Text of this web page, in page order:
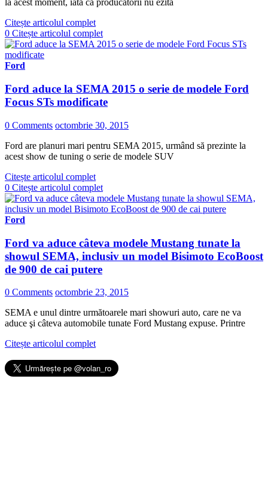
la acest moment, iată că producătorii nu ezită
Citește articolul complet
0 Citește articolul complet
Ford
Ford aduce la SEMA 2015 o serie de modele Ford
Focus STs modificate
0 Comments octombrie 30, 2015
Ford are planuri mari pentru SEMA 2015, urmând să prezinte la
acest show de tuning o serie de modele SUV
Citește articolul complet
0 Citește articolul complet
Ford
Ford va aduce câteva modele Mustang tunate la
showul SEMA, inclusiv un model Bisimoto EcoBoost
de 900 de cai putere
0 Comments octombrie 23, 2015
SEMA e unul dintre următoarele mari showuri auto, care ne va
aduce şi câteva automobile tunate Ford Mustang expuse. Printre
Citește articolul complet